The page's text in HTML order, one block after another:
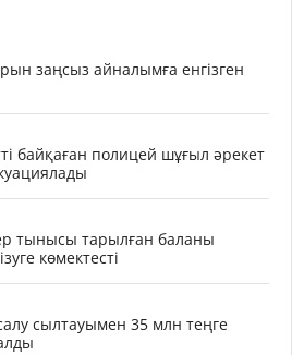
заңсыз айналымға енгізген
байқаған полицей шұғыл әрекет
тынысы тарылған баланы
көмектесті
сылтауымен 35 млн теңге